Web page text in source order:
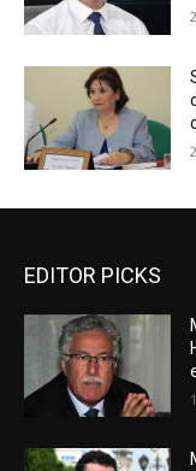
EDITOR PICKS